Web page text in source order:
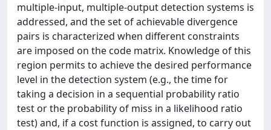
multiple-input, multiple-output detection systems is
addressed, and the set of achievable divergence
pairs is characterized when different constraints
are imposed on the code matrix. Knowledge of this
region permits to achieve the desired performance
level in the detection system (e.g., the time for
taking a decision in a sequential probability ratio
test or the probability of miss in a likelihood ratio
test) and, if a cost function is assigned, to carry out